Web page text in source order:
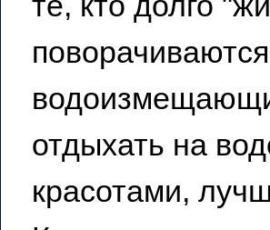
отдыхать на
красотами,